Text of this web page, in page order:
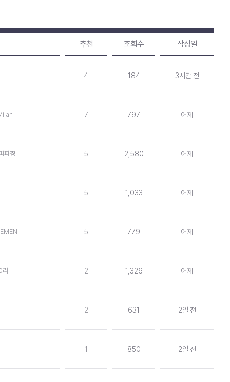
추천 조회수 작성일
4 184 3시간 전
7 797 어제
파짱 5 2,580 어제
5 1,033 어제
5 779 어제
2 1,326 어제
2 631 2일 전
1 850 2일 전